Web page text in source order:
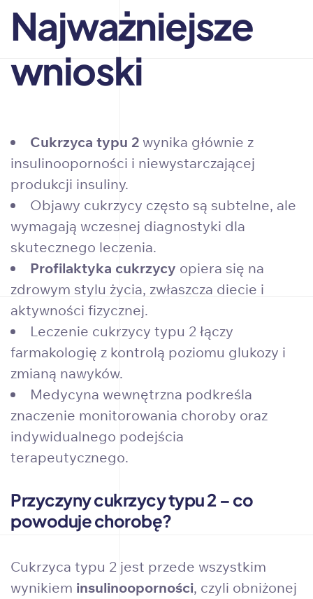
Najważniejsze
wnioski
Cukrzyca typu 2 wynika głównie z
insulinooporności i niewystarczającej
produkcji insuliny.
Objawy cukrzycy często są subtelne, ale
wymagają wczesnej diagnostyki dla
skutecznego leczenia.
Profilaktyka cukrzycy opiera się na
zdrowym stylu życia, zwłaszcza diecie i
aktywności fizycznej.
Leczenie cukrzycy typu 2 łączy
farmakologię z kontrolą poziomu glukozy i
zmianą nawyków.
Medycyna wewnętrzna podkreśla
znaczenie monitorowania choroby oraz
indywidualnego podejścia
terapeutycznego.
Przyczyny cukrzycy typu 2 – co
powoduje chorobę?
Cukrzyca typu 2 jest przede wszystkim
wynikiem insulinooporności, czyli obniżonej